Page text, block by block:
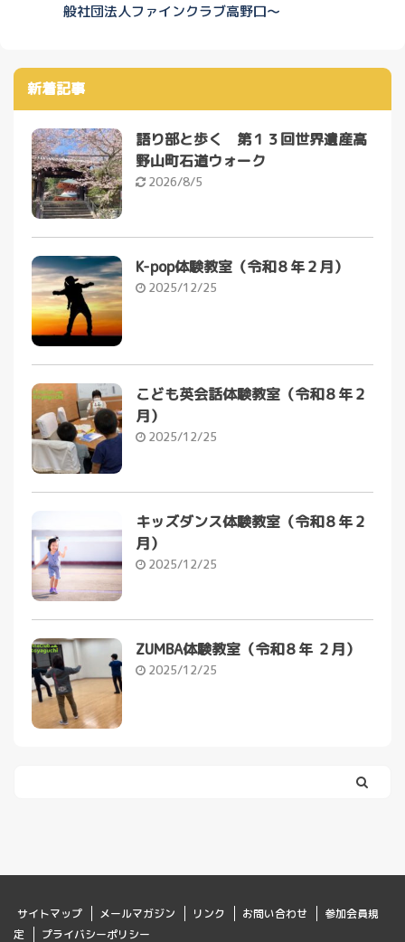
般社団法人ファインクラブ高野口～
新着記事
語り部と歩く 第１３回世界遺産高
野山町石道ウォーク
2026/8/5
K-pop体験教室（令和８年２月）
2025/12/25
こども英会話体験教室（令和８年２
月）
2025/12/25
キッズダンス体験教室（令和８年２
月）
2025/12/25
ZUMBA体験教室（令和８年 ２月）
2025/12/25
サイトマップ メールマガジン リンク お問い合わせ
参加会員規
定
プライバシーポリシー